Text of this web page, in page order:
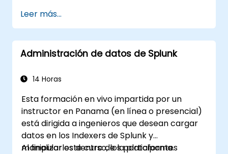
comunes y avanzados.
Aprovechar al máximo las capacidades
de Splunk para el análisis de datos,
monitoreo e informes.
usuarios y configuraciones del sistema.
Leer más...
Administración de datos de Splunk
14 Horas
Esta formación en vivo impartida por un
instructor en Panama (en línea o presencial)
está dirigida a ingenieros que desean cargar
datos en los Indexers de Splunk y
manipularlos dentro de la plataforma.
Al finalizar este curso, los participantes